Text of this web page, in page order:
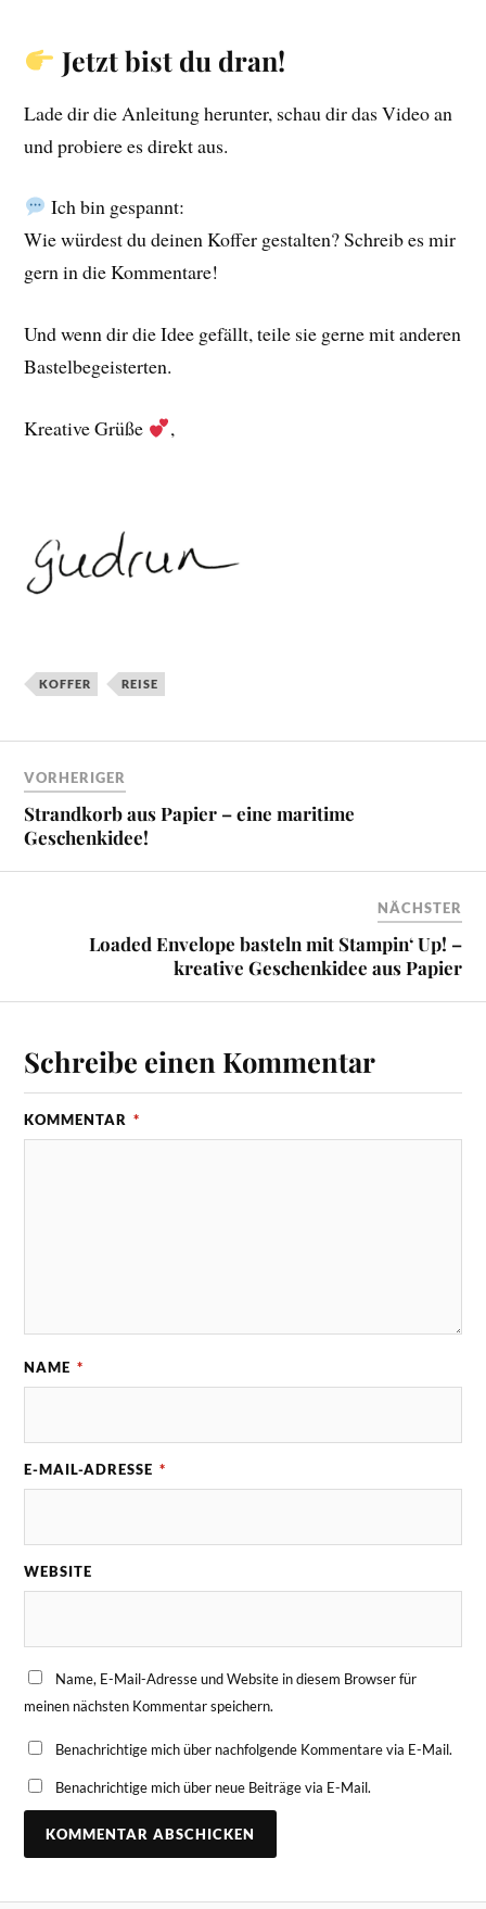
Jetzt bist du dran!
Lade dir die Anleitung herunter, schau dir das Video an
und probiere es direkt aus.
Ich bin gespannt:
Wie würdest du deinen Koffer gestalten? Schreib es mir
gern in die Kommentare!
Und wenn dir die Idee gefällt, teile sie gerne mit anderen
Bastelbegeisterten.
Kreative Grüße ,
KOFFER REISE
VORHERIGER
Strandkorb aus Papier – eine maritime
Geschenkidee!
NÄCHSTER
Loaded Envelope basteln mit Stampin‘ Up! –
kreative Geschenkidee aus Papier
Schreibe einen Kommentar
KOMMENTAR *
NAME *
E-MAIL-ADRESSE *
WEBSITE
Name, E-Mail-Adresse und Website in diesem Browser für
meinen nächsten Kommentar speichern.
Benachrichtige mich über nachfolgende Kommentare via E-Mail.
Benachrichtige mich über neue Beiträge via E-Mail.